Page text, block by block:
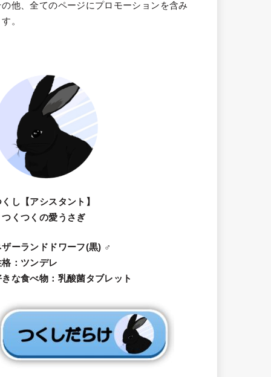
の他、全てのページにプロモーションを含み
。
くし【アシスタント】
つくつくの愛うさぎ
ザーランドドワーフ(黒) ♂
格：ツンデレ
きな食べ物：乳酸菌タブレット